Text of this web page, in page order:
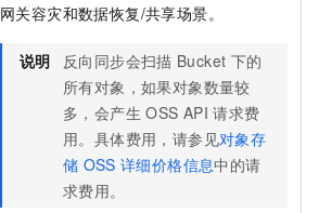
网关容灾和数据恢复/共享场景。
说明 反向同步会扫描 Bucket 下的
所有对象，如果对象数量较
多，会产生 OSS API 请求费
用。具体费用，请参见对象存
储 OSS 详细价格信息中的请
求费用。